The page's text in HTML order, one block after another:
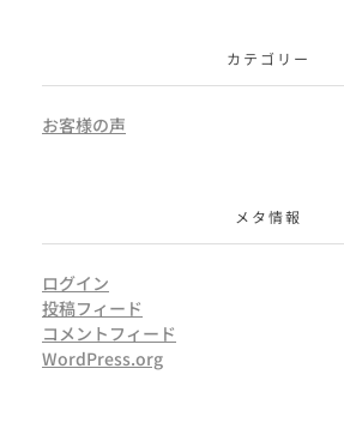
カテゴリー
お客様の声
メタ情報
ログイン
投稿フィード
コメントフィード
WordPress.org